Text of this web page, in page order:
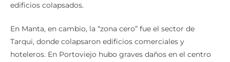
edificios colapsados.
En Manta, en cambio, la “zona cero” fue el sector de
Tarqui, donde colapsaron edificios comerciales y
hoteleros. En Portoviejo hubo graves daños en el centro